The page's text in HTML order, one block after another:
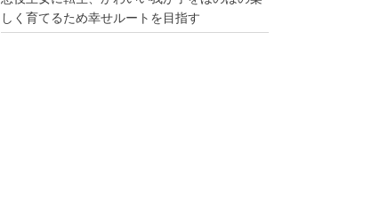
しく育てるため幸せルートを目指す